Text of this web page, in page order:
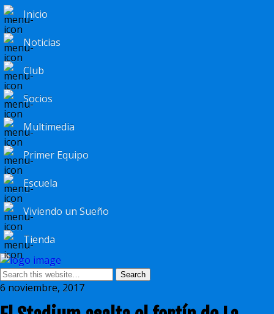
Inicio
Noticias
Club
Socios
Multimedia
Primer Equipo
Escuela
Viviendo un Sueño
Tienda
6 noviembre, 2017